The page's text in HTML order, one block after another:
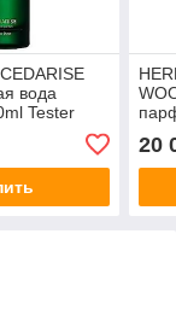
вода
Tester
20